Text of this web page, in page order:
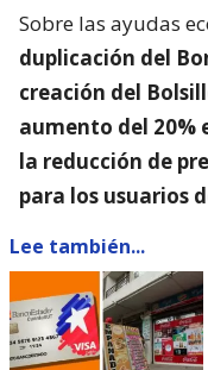
Sobre las ayudas
duplicación del
creación del
aumento del 20%
la reducción de
para los usuarios
Lee también...